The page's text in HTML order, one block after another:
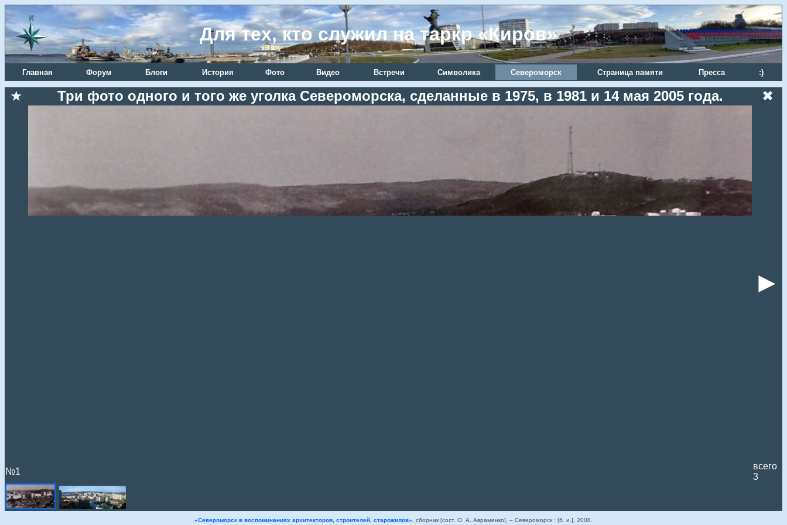
Для тех, кто служил на таркр «Киров»
Главная Форум Блоги История Фото Видео Встречи Символика Североморск Страница памяти Пресса :)
★ Три фото одного и того же уголка Североморска, сделанные в 1975, в 1981 и 14 мая 2005 года. ✖
►
№1
всего
3
«Североморск в воспоминаниях архитекторов, строителей, старожилов» , сборник [сост. О. А. Авраменко], – Североморск : [б. и.], 2008.